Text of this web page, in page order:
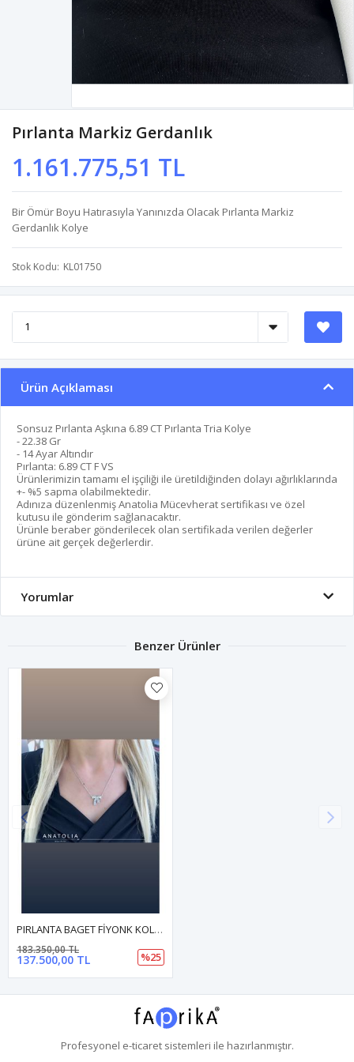
Pırlanta Markiz Gerdanlık
1.161.775,51 TL
Bir Ömür Boyu Hatırasıyla Yanınızda Olacak Pırlanta Markiz
Gerdanlık Kolye
Stok Kodu KL01750
Ürün Açıklaması
Sonsuz Pırlanta Aşkına 6.89 CT Pırlanta Tria Kolye
- 22.38 Gr
- 14 Ayar Altındır
Pırlanta: 6.89 CT F VS
Ürünlerimizin tamamı el işçiliği ile üretildiğinden dolayı ağırlıklarında
+- %5 sapma olabilmektedir.
Adınıza düzenlenmiş Anatolia Mücevherat sertifikası ve özel
kutusu ile gönderim sağlanacaktır.
Ürünle beraber gönderilecek olan sertifikada verilen değerler
ürüne ait gerçek değerlerdir.
Yorumlar
Benzer Ürünler
PIRLANTA BAGET FİYONK KOLYE
137.500,00 TL
183.350,00 TL
%25
Profesyonel e-ticaretsistemleri ile hazırlanmıştır.